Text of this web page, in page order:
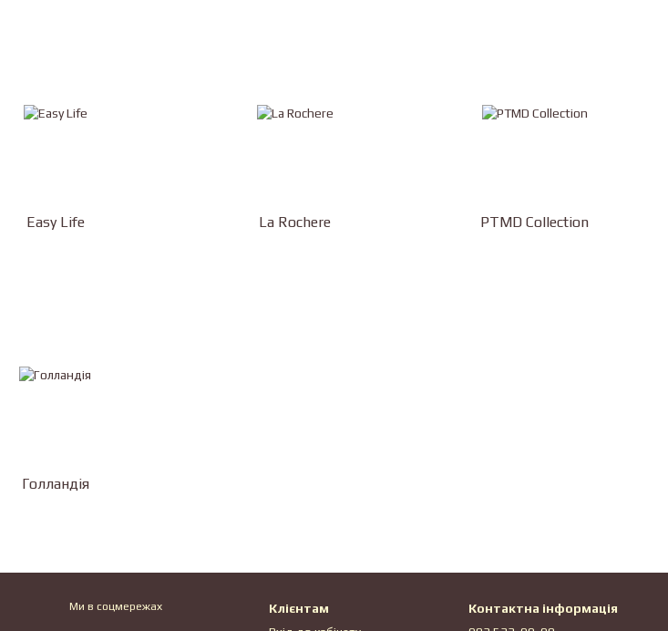
Easy Life La Rochere PTMD Collection
Голландія
Ми в соцмережах Клієнтам Контактна інформація